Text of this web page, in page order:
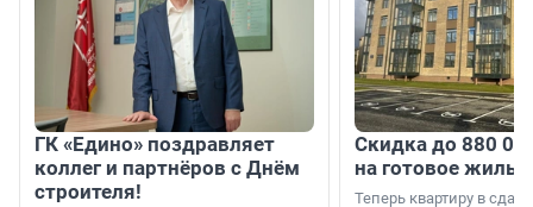
ГК «Едино» поздравляет
коллег и партнёров с Днём
строителя!
Скидка до 880
на готовое
Теперь квартиру в